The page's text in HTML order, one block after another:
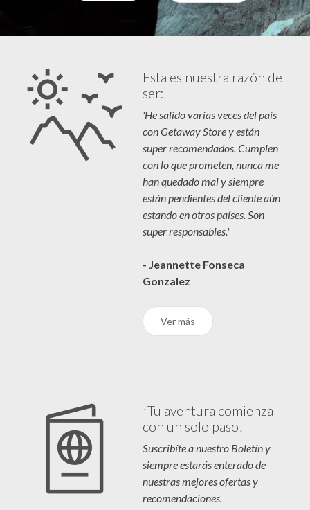
Esta es nuestra razón de
ser:
'He salido varias veces del país
con Getaway Store y están
super recomendados. Cumplen
con lo que prometen, nunca me
han quedado mal y siempre
están pendientes del cliente aún
estando en otros países. Son
super responsables.'
- Jeannette Fonseca
Gonzalez
Ver más
¡Tu aventura comienza
con un solo paso!
Suscribíte a nuestro Boletín y
siempre estarás enterado de
nuestras mejores ofertas y
recomendaciones.